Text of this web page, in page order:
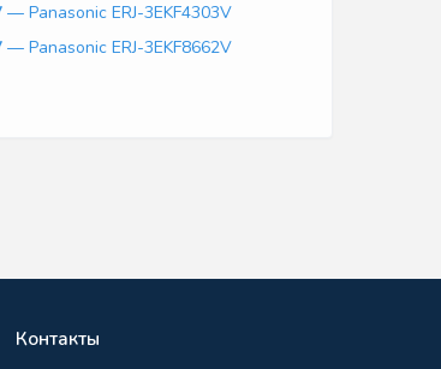
— Panasonic ERJ-3EKF4303V
— Panasonic ERJ-3EKF8662V
Контакты